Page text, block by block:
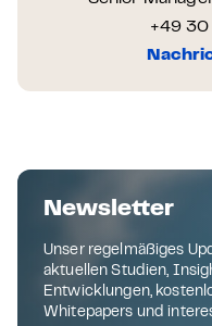
+49
Newsletter
Unser regelmäßiges
aktuellen Studien,
Entwicklungen,
Whitepapers und